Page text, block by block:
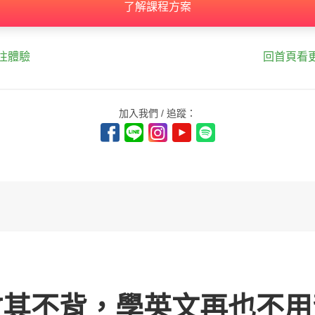
了解課程方案
體驗 回首頁看
加入我們 / 追蹤：
不背，學英文再也不